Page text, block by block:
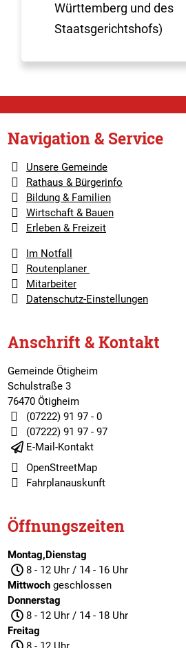
Württemberg und des
Staatsgerichtshofs)
Navigation & Service
Unsere Gemeinde
Rathaus & Bürgerinfo
Bildung & Familien
Wirtschaft & Bauen
Erleben & Freizeit
Im Notfall
Routenplaner
Mitarbeiter
Datenschutz-Einstellungen
Anschrift & Kontakt
Gemeinde Ötigheim
Schulstraße 3
76470 Ötigheim
(07222) 91 97 - 0
(07222) 91 97 - 97
E-Mail-Kontakt
OpenStreetMap
Fahrplanauskunft
Öffnungszeiten
Montag,Dienstag
8 - 12 Uhr / 14 - 16 Uhr
Mittwochgeschlossen
Donnerstag
8 - 12 Uhr / 14 - 18 Uhr
Freitag